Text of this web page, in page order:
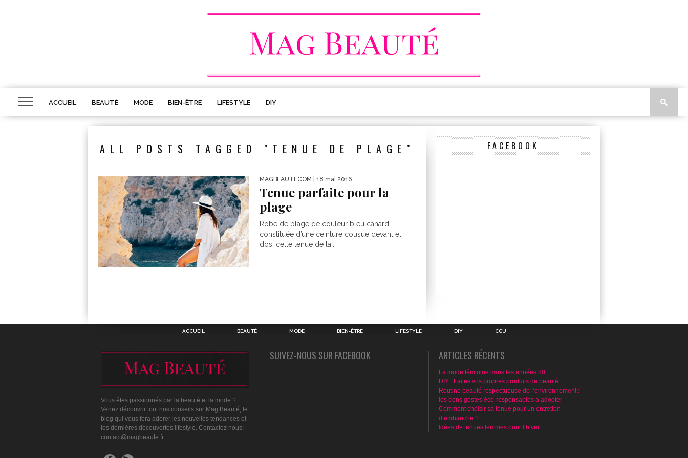
ACCUEIL BEAUTÉ MODE BIEN-ÊTRE LIFESTYLE DIY
ALL POSTS TAGGED "TENUE DE PLAGE"
MAGBEAUTECOM | 18 mai 2016
Tenue parfaite pour la
plage
Robe de plage de couleur bleu canard
constituée d’une ceinture cousue devant et
dos, cette tenue de la...
FACEBOOK
ACCUEIL BEAUTÉ MODE BIEN-ÊTRE LIFESTYLE DIY CGU
Vous êtes passionnés par la beauté et la mode ?
Venez découvrir tout nos conseils sur Mag Beauté, le
blog qui vous fera adorer les nouvelles tendances et
les dernières découvertes lifestyle. Contactez nous:
contact@magbeaute.fr
SUIVEZ-NOUS SUR FACEBOOK ARTICLES RÉCENTS
La mode féminine dans les années 80
DIY : Faites vos propres produits de beauté
Routine beauté respectueuse de l’environnement :
les bons gestes éco-responsables à adopter
Comment choisir sa tenue pour un entretien
d’embauche ?
Idées de tenues femmes pour l’hiver